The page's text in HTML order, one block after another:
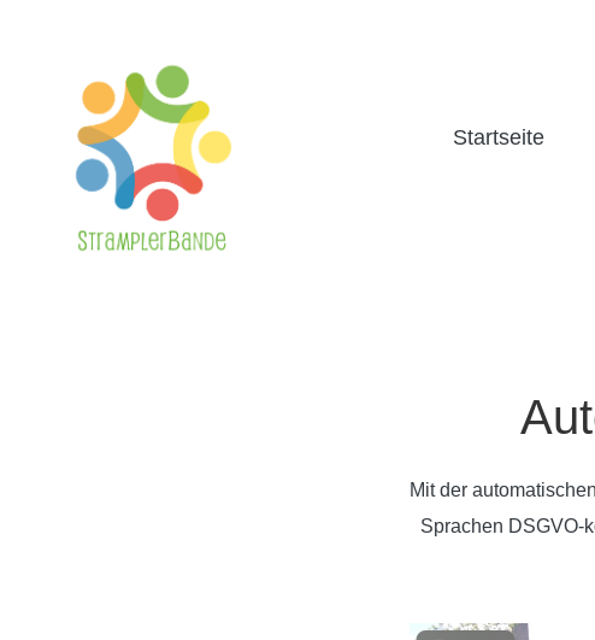
Startseite
Mit der
Sprachen DSGVO-